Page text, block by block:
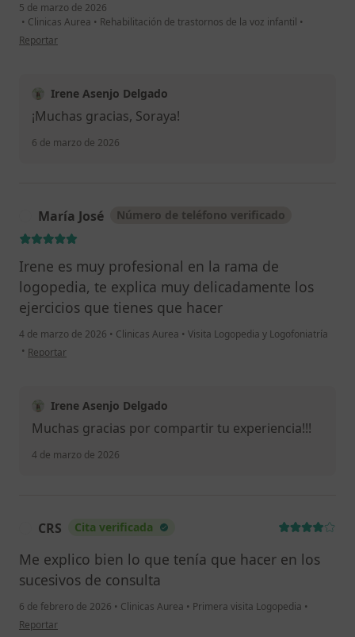
5 de marzo de 2026
• Clinicas Aurea • Rehabilitación de trastornos de la voz infantil •
en opinión del usuario Soraya
Reportar
Irene Asenjo Delgado
¡Muchas gracias, Soraya!
6 de marzo de 2026
María José Número de teléfono verificado
Irene es muy profesional en la rama de
logopedia, te explica muy delicadamente los
ejercicios que tienes que hacer
4 de marzo de 2026 • Clinicas Aurea • Visita Logopedia y Logofoniatría
• en opinión del usuario María José
Reportar
Irene Asenjo Delgado
Muchas gracias por compartir tu experiencia!!!
4 de marzo de 2026
CRS Cita verificada
Me explico bien lo que tenía que hacer en los
sucesivos de consulta
6 de febrero de 2026 • Clinicas Aurea • Primera visita Logopedia •
en opinión del usuario CRS
Reportar